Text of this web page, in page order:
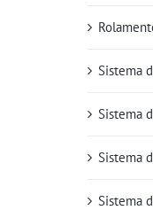
Sistema
Sistema
Sistema
Sistema